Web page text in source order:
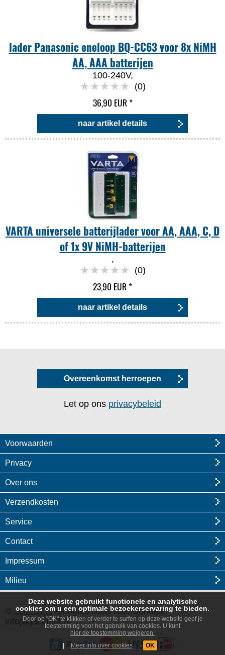
lader Panasonic eneloop BQ-CC63 voor 8x NiMH
AA, AAA batterijen
100-240V,
(0)
36,90 EUR*
naar artikel details
VARTA universele batterijlader voor AA, AAA, C, D
of 1x 9V NiMH-batterijen
,
(0)
23,90 EUR*
naar artikel details
Overeenkomst herroepen
Let op ons privacybeleid
Voorwaarden
Privacy
Over ons
Verzendkosten
Service
Contact
Impressum
Milieu
accu24.nlAll rights reserved, Contact:
info[at]accu24.nl
Deze website gebruikt functionele en analytische
cookies om u een optimale bezoekerservaring te bieden.
Door op "OK" te klikken of verder te surfen op deze website geef je
toestemming voor het gebruik van cookies. U kunt
hier de toestemming weigeren.
Meer info over cookies OK